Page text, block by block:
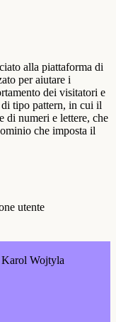
alla piattaforma di
per aiutare i
dei visitatori e
tipo pattern, in cui il
di numeri e lettere, che
che imposta il
utente
Wojtyla